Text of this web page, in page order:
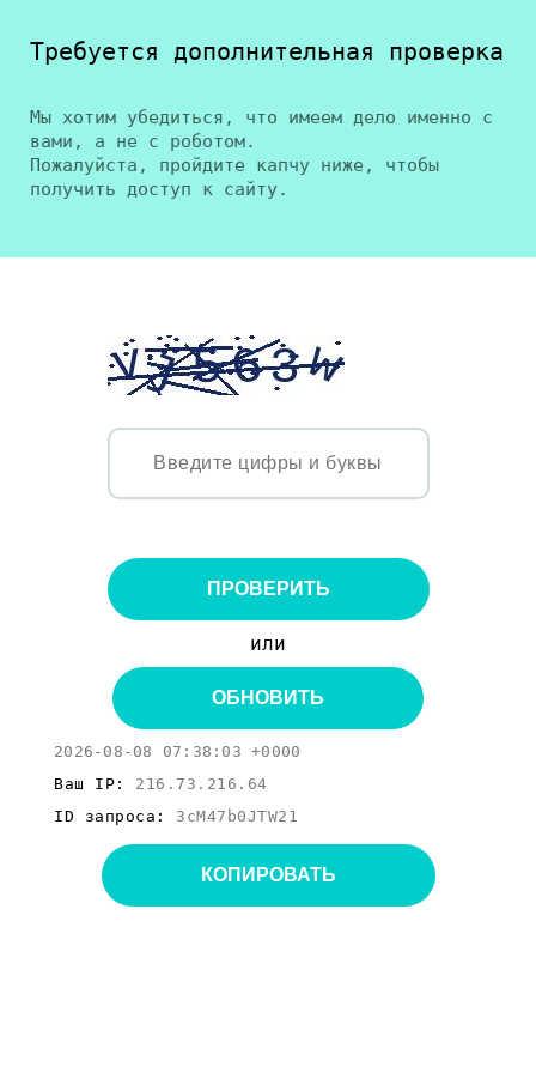
Требуется дополнительная проверка
Мы хотим убедиться, что имеем дело именно с
вами, а не с роботом.
Пожалуйста, пройдите капчу ниже, чтобы
получить доступ к сайту.
ПРОВЕРИТЬ
или
ОБНОВИТЬ
2026-08-08 07:38:03 +0000
Ваш IP: 216.73.216.64
ID запроса: 3cM47b0JTW21
КОПИРОВАТЬ